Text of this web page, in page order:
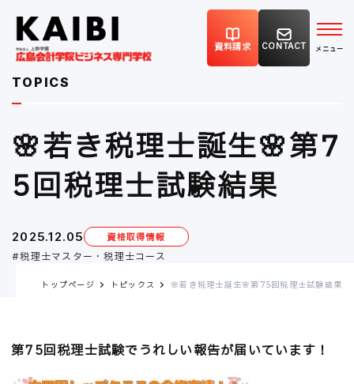
資料請求 CONTACT
TOPICS
🌸若き税理士誕生🌸第7
5回税理士試験結果
2025.12.05 資格取得情報
税理士マスター・税理士コース
トップページ トピックス 🌸若き税理士誕生🌸第75回税理士試験結果
第75回税理士試験でうれしい報告が届いています！